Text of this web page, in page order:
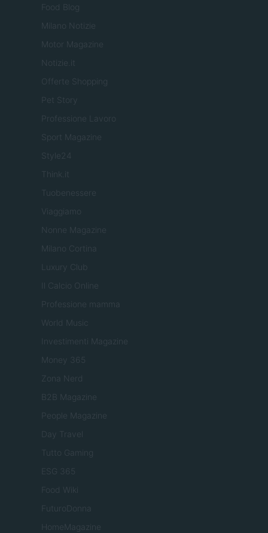
Food Blog
Milano Notizie
Motor Magazine
Notizie.it
Offerte Shopping
Pet Story
Professione Lavoro
Sport Magazine
Style24
Think.it
Tuobenessere
Viaggiamo
Nonne Magazine
Milano Cortina
Luxury Club
Il Calcio Online
Professione mamma
World Music
Investimenti Magazine
Money 365
Zona Nerd
B2B Magazine
People Magazine
Day Travel
Tutto Gaming
ESG 365
Food Wiki
FuturoDonna
HomeMagazine